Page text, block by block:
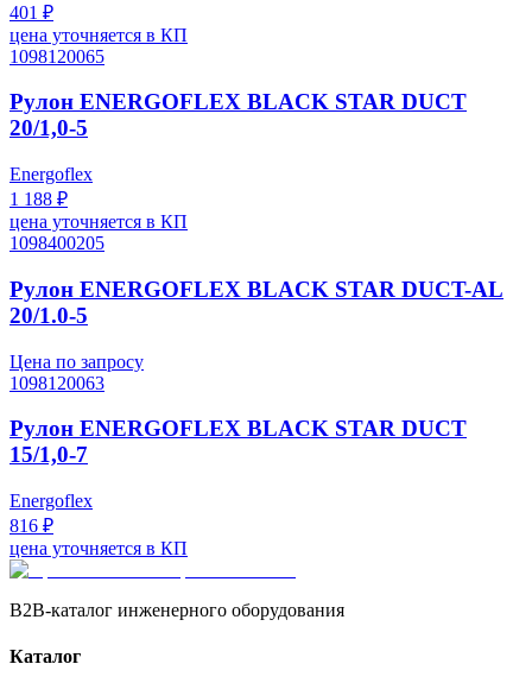
401 ₽
цена уточняется в КП
1098120065
Рулон ENERGOFLEX BLACK STAR DUCT
20/1,0-5
Energoflex
1 188 ₽
цена уточняется в КП
1098400205
Рулон ENERGOFLEX BLACK STAR DUCT-AL
20/1.0-5
Цена по запросу
1098120063
Рулон ENERGOFLEX BLACK STAR DUCT
15/1,0-7
Energoflex
816 ₽
цена уточняется в КП
B2B-каталог инженерного оборудования
Каталог